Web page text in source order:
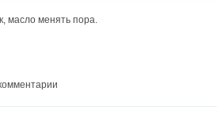
масло менять пора.